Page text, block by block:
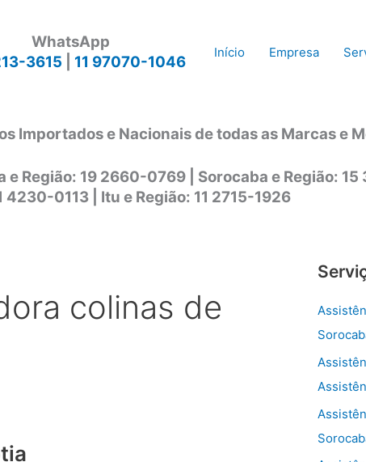
WhatsApp
3615
11 97070-1046
Início Empresa
Importados e Nacionais de todas as Marcas e
e Região: 19 2660-0769 | Sorocaba e Região:
4230-0113 | Itu e Região: 11 2715-1926
colinas de